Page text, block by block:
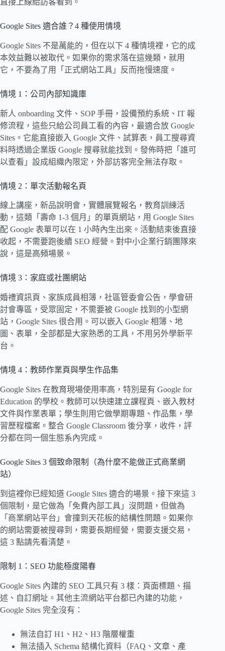
直接上線給訪客看到。
Google Sites 適合誰？4 種使用情境
Google Sites 不是萬能的，但在以下 4 種情境裡，它的成
本效益難以被取代。如果你的需求落在這幾類，就用
它，不要為了用「正式網站工具」反而拖慢速度。
情境 1：公司內部知識庫
新人 onboarding 文件、SOP 手冊，設備預約系統、IT 報
修流程，這些只給公司員工看的內容，最適合放 Google
Sites。它能直接嵌入 Google 文件、試算表，員工搜尋資
料時透過企業版 Google 搜尋就能找到。發佈時把「誰可
以查看」設成組織內限定，外部訪客完全無法存取。
情境 2：單次活動報名頁
線上講座，新品說明會，實體展覽報名，教育訓練活
動，這類「壽命 1-3 個月」的單頁網站，用 Google Sites
配 Google 表單可以在 1 小時內生出來。活動結束後直接
收起，不需要跑後續 SEO 經營。對中小企業行銷團隊來
說，這是高頻場景。
情境 3：家庭或社團網站
婚禮資訊頁、家族成員相簿，社區管委會公告，學會研
討會專區，受眾固定，不需要被 Google 找到的小型網
站，Google Sites 很合用。可以嵌入 Google 相簿、地
圖、表單，全部都是大家熟悉的工具，不用另外學新平
台。
情境 4：教師作業頁與學生作品集
Google Sites 在教育現場使用率高，特別是有 Google for
Education 的學校。教師可以快速建立課程頁、嵌入教材
文件與作業表單；學生則用它做學期專題、作品集，學
習歷程檔案。整合 Google Classroom 後分享，收件，評
分都在同一個生態系內完成。
Google Sites 3 個致命限制（為什麼不能做正式商業網
站）
到這裡你已經知道 Google Sites 適合的場景。接下來這 3
個限制，是它做為「免費內部工具」沒問題，但做為
「商業網站平台」會撞到天花板的結構性問題。如果你
的網站需要被搜尋到，需要長期經營，需要支援交易，
這 3 點請先看清楚。
限制 1：SEO 功能極度陽春
Google Sites 內建的 SEO 工具只有 3 樣：頁面標題、描
述、自訂網址。其他主流網站平台都已內建的功能，
Google Sites 完全沒有：
無法自訂 H1、H2、H3 階層權重
無法插入 Schema 結構化資料（FAQ、文章、產